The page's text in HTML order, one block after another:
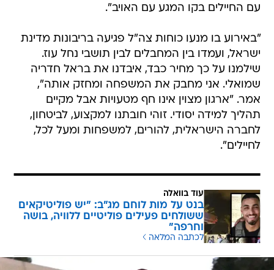
עם החיילים בקו המגע עם האויב".
"באירוע בו מנעו כוחות צה"ל פגיעה בריבונות מדינת
ישראל, ועמדו בין המחבלים לבין תושבי נחל עוז.
שילמנו על כך מחיר כבד, איבדנו את בראל חדריה
שמואלי. אני מחבק את המשפחה ומחזק אותה",
אמר. "ארגון מצוין אינו חף מטעויות אבל מקיים
תהליך למידה יסודי. זוהי חובתנו למקצוע, לביטחון,
לחברה הישראלית, להורים, למשפחות ומעל לכל,
לחיילים".
עוד בוואלה
בנט על מות לוחם מג"ב: "יש פוליטיקאים
ששולחים פעילים פוליטיים ללוויה, בושה
וחרפה"
לכתבה המלאה